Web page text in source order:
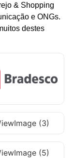
& Shopping
e ONGs.
destes